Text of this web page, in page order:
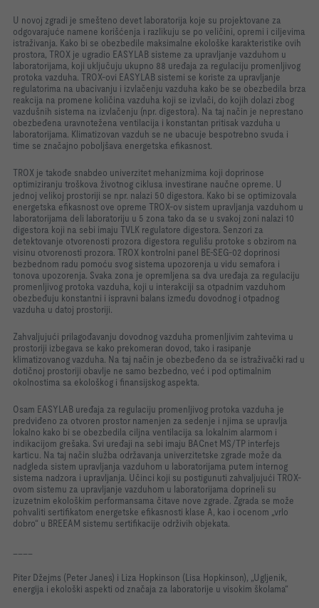
U novoj zgradi je smešteno devet laboratorija koje su projektovane za
odgovarajuće namene korišćenja i razlikuju se po veličini, opremi i ciljevima
istraživanja. Kako bi se obezbedile maksimalne ekološke karakteristike ovih
prostora, TROX je ugradio EASYLAB sisteme za upravljanje vazduhom u
laboratorijama, koji uključuju ukupno 88 uređaja za regulaciju promenljivog
protoka vazduha. TROX-ovi EASYLAB sistemi se koriste za upravljanje
regulatorima na ubacivanju i izvlačenju vazduha kako be se obezbedila brza
reakcija na promene količina vazduha koji se izvlači, do kojih dolazi zbog
vazdušnih sistema na izvlačenju (npr. digestora). Na taj način je neprestano
obezbeđena uravnotežena ventilacija i konstantan pritisak vazduha u
laboratorijama. Klimatizovan vazduh se ne ubacuje bespotrebno svuda i
time se značajno poboljšava energetska efikasnost.
TROX je takođe snabdeo univerzitet mehanizmima koji doprinose
optimiziranju troškova životnog ciklusa investirane naučne opreme. U
jednoj velikoj prostoriji se npr. nalazi 50 digestora. Kako bi se optimizovala
energetska efikasnost ove opreme TROX-ov sistem upravljanja vazduhom u
laboratorijama deli laboratoriju u 5 zona tako da se u svakoj zoni nalazi 10
digestora koji na sebi imaju TVLK regulatore digestora. Senzori za
detektovanje otvorenosti prozora digestora regulišu protoke s obzirom na
visinu otvorenosti prozora. TROX kontrolni panel BE-SEG-02 doprinosi
bezbednom radu pomoću svog sistema upozorenja u vidu semafora i
tonova upozorenja. Svaka zona je opremljena sa dva uređaja za regulaciju
promenljivog protoka vazduha, koji u interakciji sa otpadnim vazduhom
obezbeđuju konstantni i ispravni balans između dovodnog i otpadnog
vazduha u datoj prostoriji.
Zahvaljujući prilagođavanju dovodnog vazduha promenljivim zahtevima u
prostoriji izbegava se kako prekomeran dovod, tako i rasipanje
klimatizovanog vazduha. Na taj način je obezbeđeno da se istraživački rad u
dotičnoj prostoriji obavlje ne samo bezbedno, već i pod optimalnim
okolnostima sa ekološkog i finansijskog aspekta.
Osam EASYLAB uređaja za regulaciju promenljivog protoka vazduha je
predviđeno za otvoren prostor namenjen za sedenje i njima se upravlja
lokalno kako bi se obezbedila ciljna ventilacija sa lokalnim alarmom i
indikacijom grešaka. Svi uređaji na sebi imaju BACnet MS/TP interfejs
karticu. Na taj način služba održavanja univerzitetske zgrade može da
nadgleda sistem upravljanja vazduhom u laboratorijama putem internog
sistema nadzora i upravljanja. Učinci koji su postigunuti zahvaljujući TROX-
ovom sistemu za upravljanje vazduhom u laboratorijama doprineli su
izuzetnim ekološkim performansama čitave nove zgrade. Zgrada se može
pohvaliti sertifikatom energetske efikasnosti klase A, kao i ocenom „vrlo
dobro“ u BREEAM sistemu sertifikacije održivih objekata.
Piter Džejms (Peter Janes) i Liza Hopkinson (Lisa Hopkinson), „Ugljenik,
energija i ekološki aspekti od značaja za laboratorije u visokim školama“